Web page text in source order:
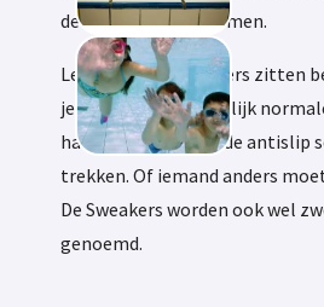
de douche te voorkomen.
Let wel op de Sweakers zitten
je moet wel een redelijk
handen hebben om de antislip
trekken. Of iemand anders
De Sweakers worden ook wel
genoemd.